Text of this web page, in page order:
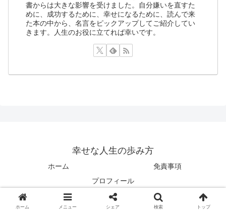
書からは大きな影響を受けました。自分嫌いを直すた
めに、成功するために、幸せになるために、読んで来
た本の中から、名言をピックアップしてご紹介してい
きます。人生のお役に立てれば幸いです。
幸せな人生の歩み方
ホーム
免責事項
プロフィール
© 2015-2026 幸せな人生の歩み方.
ホーム メニュー シェア 検索 トップ